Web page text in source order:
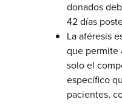
donados
42 días
La aféresis
que permite
solo el
específico
pacientes,